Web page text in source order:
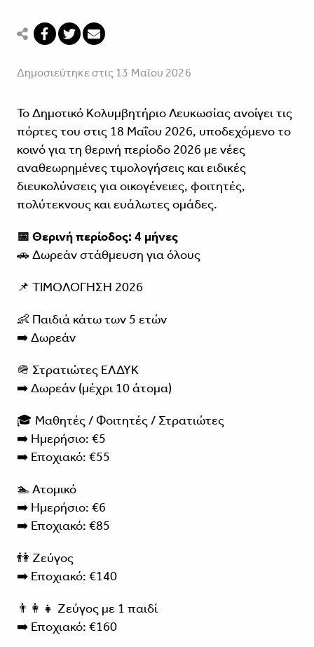
Δημοσιεύτηκε στις 13 Μαΐου 2026
Το Δημοτικό Κολυμβητήριο Λευκωσίας ανοίγει τις
πόρτες του στις 18 Μαΐου 2026, υποδεχόμενο το
κοινό για τη θερινή περίοδο 2026 με νέες
αναθεωρημένες τιμολογήσεις και ειδικές
διευκολύνσεις για οικογένειες, φοιτητές,
πολύτεκνους και ευάλωτες ομάδες.
📅 Θερινή περίοδος: 4 μήνες
🚗 Δωρεάν στάθμευση για όλους
📌 ΤΙΜΟΛΟΓΗΣΗ 2026
👶 Παιδιά κάτω των 5 ετών
➡️ Δωρεάν
🪖 Στρατιώτες ΕΛΔΥΚ
➡️ Δωρεάν (μέχρι 10 άτομα)
🎓 Μαθητές / Φοιτητές / Στρατιώτες
➡️ Ημερήσιο: €5
➡️ Εποχιακό: €55
🏊 Ατομικό
➡️ Ημερήσιο: €6
➡️ Εποχιακό: €85
👫 Ζεύγος
➡️ Εποχιακό: €140
👨‍👩‍👧 Ζεύγος με 1 παιδί
➡️ Εποχιακό: €160